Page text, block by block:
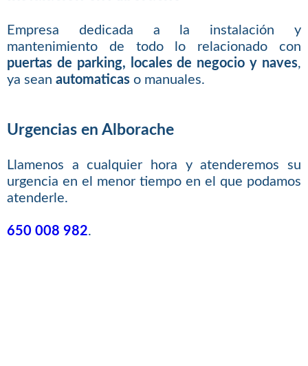
Empresa dedicada a la instalación y
mantenimiento de todo lo relacionado con
puertas de parking, locales de negocio y naves,
ya sean automaticaso manuales.
Urgencias en Alborache
Llamenos a cualquier hora y atenderemos su
urgencia en el menor tiempo en el que podamos
atenderle.
650 008 982.